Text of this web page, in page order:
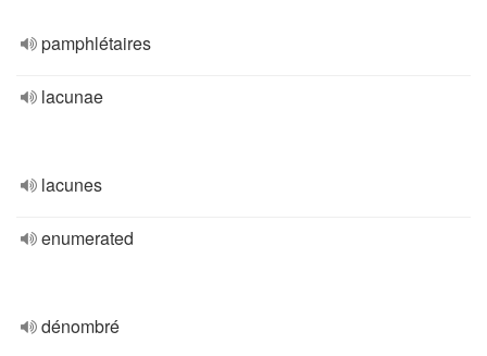
pamphlétaires
lacunae
lacunes
enumerated
dénombré